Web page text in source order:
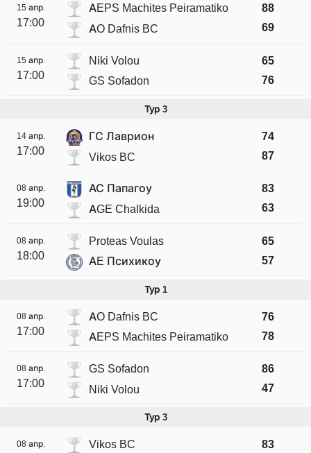
15 апр.
17:00
AEPS Machites Peiramatiko
AO Dafnis BC
88
69
15 апр.
17:00
Niki Volou
GS Sofadon
65
76
Тур 3
14 апр.
17:00
ГС Лаврион
Vikos BC
74
87
08 апр.
19:00
АС Папагоу
AGE Chalkida
83
63
08 апр.
18:00
Proteas Voulas
AE Психикоу
65
57
Тур 1
08 апр.
17:00
AO Dafnis BC
AEPS Machites Peiramatiko
76
78
08 апр.
17:00
GS Sofadon
Niki Volou
86
47
Тур 3
08 апр.
Vikos BC
83